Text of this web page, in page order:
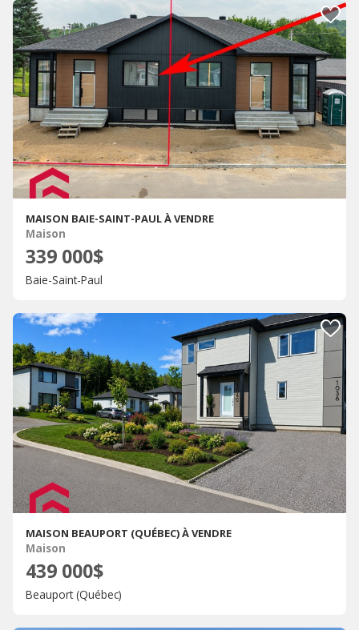
MAISON BAIE-SAINT-PAUL À VENDRE
Maison
339 000$
Baie-Saint-Paul
MAISON BEAUPORT (QUÉBEC) À VENDRE
Maison
439 000$
Beauport (Québec)